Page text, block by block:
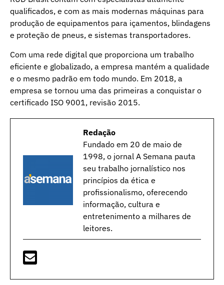
qualificados, e com as mais modernas máquinas para
produção de equipamentos para içamentos, blindagens
e proteção de pneus, e sistemas transportadores.
Com uma rede digital que proporciona um trabalho
eficiente e globalizado, a empresa mantém a qualidade
e o mesmo padrão em todo mundo. Em 2018, a
empresa se tornou uma das primeiras a conquistar o
certificado ISO 9001, revisão 2015.
Redação
Fundado em 20 de maio de
1998, o jornal A Semana pauta
seu trabalho jornalístico nos
princípios da ética e
profissionalismo, oferecendo
informação, cultura e
entretenimento a milhares de
leitores.